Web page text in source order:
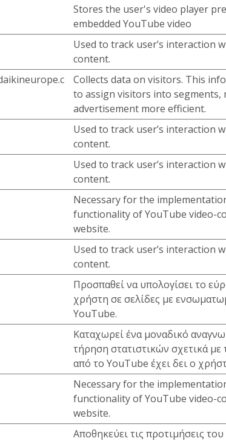
Stores the user's video player
embedded YouTube video
Used to track user’s interaction
content.
Collects data on visitors. This
to assign visitors into segments,
advertisement more efficient.
Used to track user’s interaction
content.
Used to track user’s interaction
content.
Necessary for the
functionality of YouTube video-
website.
Used to track user’s interaction
content.
Προσπαθεί να υπολογίσει το
χρήστη σε σελίδες με
YouTube.
Καταχωρεί ένα μοναδικό
τήρηση στατιστικών σχετικά με
από το YouTube έχει δει ο
Necessary for the
functionality of YouTube video-
website.
Αποθηκεύει τις προτιμήσεις